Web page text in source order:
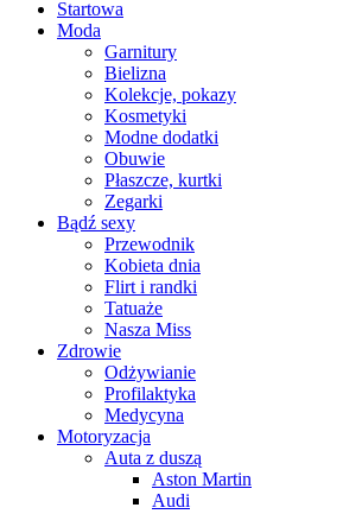
Startowa
Moda
Garnitury
Bielizna
Kolekcje, pokazy
Kosmetyki
Modne dodatki
Obuwie
Płaszcze, kurtki
Zegarki
Bądź sexy
Przewodnik
Kobieta dnia
Flirt i randki
Tatuaże
Nasza Miss
Zdrowie
Odżywianie
Profilaktyka
Medycyna
Motoryzacja
Auta z duszą
Aston Martin
Audi